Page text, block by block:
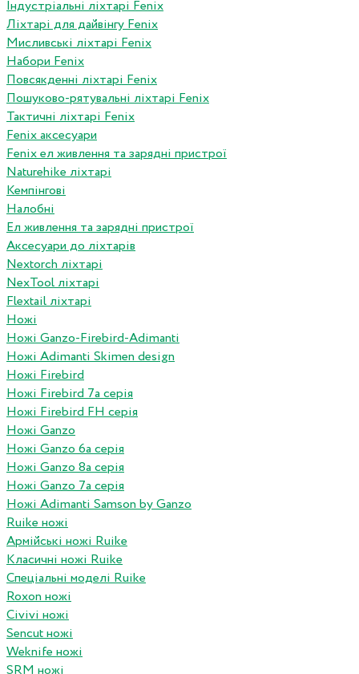
Індустріальні ліхтарі Fenix
Ліхтарі для дайвінгу Fenix
Мисливські ліхтарі Fenix
Набори Fenix
Повсякденні ліхтарі Fenix
Пошуково-рятувальні ліхтарі Fenix
Тактичні ліхтарі Fenix
Fenix аксесуари
Fenix ел живлення та зарядні пристрої
Naturehike ліхтарі
Кемпінгові
Налобні
Ел живлення та зарядні пристрої
Аксесуари до ліхтарів
Nextorch ліхтарі
NexTool ліхтарі
Flextail ліхтарі
Ножі
Ножі Ganzo-Firebird-Adimanti
Ножі Adimanti Skimen design
Ножі Firebird
Ножі Firebird 7а серія
Ножі Firebird FH серія
Ножі Ganzo
Ножі Ganzo 6а серія
Ножі Ganzo 8а серія
Ножі Ganzo 7а серія
Ножі Adimanti Samson by Ganzo
Ruike ножі
Армійські ножі Ruike
Класичні ножі Ruike
Спеціальні моделі Ruike
Roxon ножi
Civivi ножі
Sencut ножі
Weknife ножі